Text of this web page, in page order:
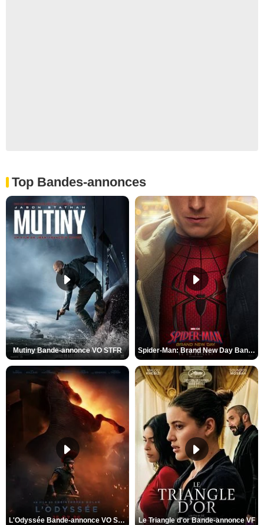
Top Bandes-annonces
Mutiny Bande-annonce VO STFR Spider-Man: Brand New Day Bande-annonce VO STFR
L'Odyssée Bande-annonce VO STFR Le Triangle d'or Bande-annonce VF